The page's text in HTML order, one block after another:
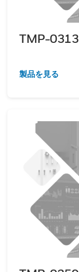
TMP-0313
製品を見る